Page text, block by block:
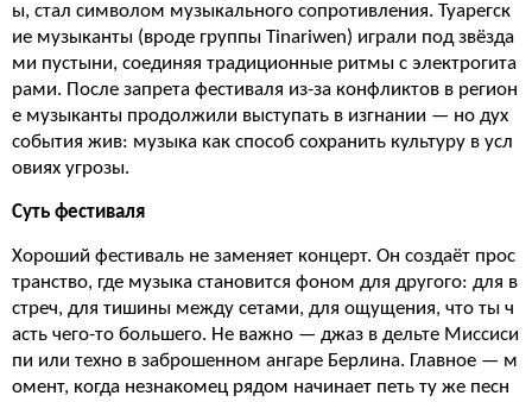
ы, стал символом музыкального сопротивления. Туарегск
ие музыканты (вроде группы Tinariwen) играли под звёзда
ми пустыни, соединяя традиционные ритмы с электрогита
рами. После запрета фестиваля из-за конфликтов в регион
е музыканты продолжили выступать в изгнании — но дух
события жив: музыка как способ сохранить культуру в усл
овиях угрозы.
Суть фестиваля
Хороший фестиваль не заменяет концерт. Он создаёт прос
транство, где музыка становится фоном для другого: для в
стреч, для тишины между сетами, для ощущения, что ты ч
асть чего-то большего. Не важно — джаз в дельте Миссиси
пи или техно в заброшенном ангаре Берлина. Главное — м
омент, когда незнакомец рядом начинает петь ту же песн